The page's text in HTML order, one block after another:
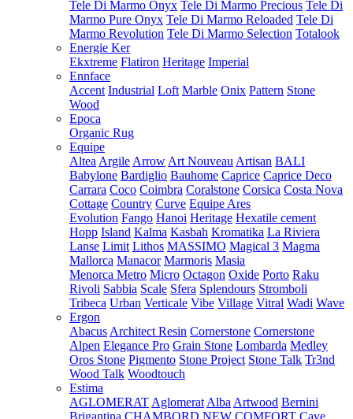
Tele Di Marmo Onyx Tele Di Marmo Precious Tele Di
Marmo Pure Onyx Tele Di Marmo Reloaded Tele Di
Marmo Revolution Tele Di Marmo Selection Totalook
Energie Ker
Ekxtreme Flatiron Heritage Imperial
Ennface
Accent Industrial Loft Marble Onix Pattern Stone
Wood
Epoca
Organic Rug
Equipe
Altea Argile Arrow Art Nouveau Artisan BALI
Babylone Bardiglio Bauhome Caprice Caprice Deco
Carrara Coco Coimbra Coralstone Corsica Costa Nova
Cottage Country Curve Equipe Ares
Evolution Fango Hanoi Heritage Hexatile cement
Hopp Island Kalma Kasbah Kromatika La Riviera
Lanse Limit Lithos MASSIMO Magical 3 Magma
Mallorca Manacor Marmoris Masia
Menorca Metro Micro Octagon Oxide Porto Raku
Rivoli Sabbia Scale Sfera Splendours Stromboli
Tribeca Urban Verticale Vibe Village Vitral Wadi Wave
Ergon
Abacus Architect Resin Cornerstone Cornerstone
Alpen Elegance Pro Grain Stone Lombarda Medley
Oros Stone Pigmento Stone Project Stone Talk Tr3nd
Wood Talk Woodtouch
Estima
AGLOMERAT Aglomerat Alba Artwood Bernini